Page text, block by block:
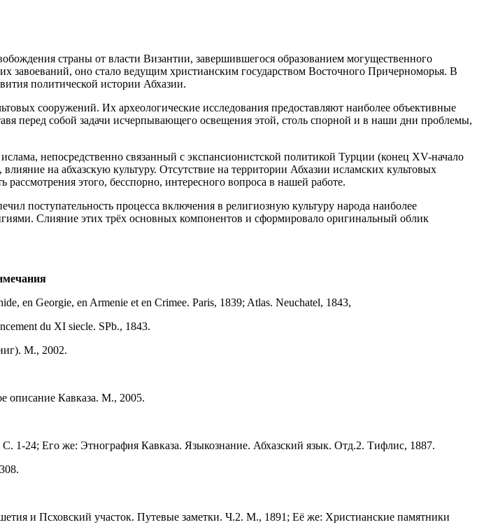
страны от власти Византии, завершившегося образованием могущественного
завоеваний, оно стало ведущим христианским государством Восточного Причерноморья. В
политической истории Абхазии.
сооружений. Их археологические исследования предоставляют наиболее объективные
перед собой задачи исчерпывающего освещения этой, столь спорной и в наши дни проблемы,
непосредственно связанный с экспансионистской политикой Турции (конец XV-начало
на абхазскую культуру. Отсутствие на территории Абхазии исламских культовых
этого, бесспорно, интересного вопроса в нашей работе.
поступательность процесса включения в религиозную культуру народа наиболее
Слияние этих трёх основных компонентов и сформировало оригинальный облик
en Georgie, en Armenie et en Crimee. Paris, 1839; Atlas. Neuchatel, 1843,
du XI siecle. SPb., 1843.
М., 2002.
описание Кавказа. М., 2005.
1-24; Его же: Этнография Кавказа. Языкознание. Абхазский язык. Отд.2. Тифлис, 1887.
и Псховский участок. Путевые заметки. Ч.2. М., 1891; Её же: Христианские памятники